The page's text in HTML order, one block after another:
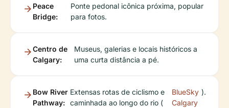
Peace
Bridge:
Ponte pedonal icônica próxima, popular
para fotos.
Centro de
Calgary:
Museus, galerias e locais históricos a
uma curta distância a pé.
Bow River
Pathway:
Extensas rotas de ciclismo e
caminhada ao longo do rio (
BlueSky
Calgary
).